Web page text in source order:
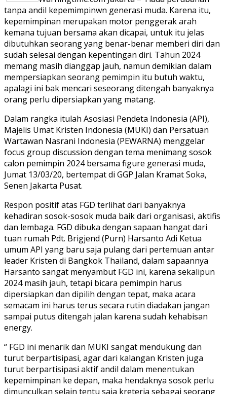
tanpa andil kepemimpinwn generasi muda. Karena itu,
kepemimpinan merupakan motor penggerak arah
kemana tujuan bersama akan dicapai, untuk itu jelas
dibutuhkan seorang yang benar-benar memberi diri dan
sudah selesai dengan kepentingan diri. Tahun 2024
memang masih dianggap jauh, namun demikian dalam
mempersiapkan seorang pemimpin itu butuh waktu,
apalagi ini bak mencari seseorang ditengah banyaknya
orang perlu dipersiapkan yang matang.
Dalam rangka itulah Asosiasi Pendeta Indonesia (API),
Majelis Umat Kristen Indonesia (MUKI) dan Persatuan
Wartawan Nasrani Indonesia (PEWARNA) menggelar
focus group discussion dengan tema menimang sosok
calon pemimpin 2024 bersama figure generasi muda,
Jumat 13/03/20, bertempat di GGP Jalan Kramat Soka,
Senen Jakarta Pusat.
Respon positif atas FGD terlihat dari banyaknya
kehadiran sosok-sosok muda baik dari organisasi, aktifis
dan lembaga. FGD dibuka dengan sapaan hangat dari
tuan rumah Pdt. Brigjend (Purn) Harsanto Adi Ketua
umum API yang baru saja pulang dari pertemuan antar
leader Kristen di Bangkok Thailand, dalam sapaannya
Harsanto sangat menyambut FGD ini, karena sekalipun
2024 masih jauh, tetapi bicara pemimpin harus
dipersiapkan dan dipilih dengan tepat, maka acara
semacam ini harus terus secara rutin diadakan jangan
sampai putus ditengah jalan karena sudah kehabisan
energy.
“ FGD ini menarik dan MUKI sangat mendukung dan
turut berpartisipasi, agar dari kalangan Kristen juga
turut berpartisipasi aktif andil dalam menentukan
kepemimpinan ke depan, maka hendaknya sosok perlu
dimunculkan selain tentu saja kreteria sebagai seorang